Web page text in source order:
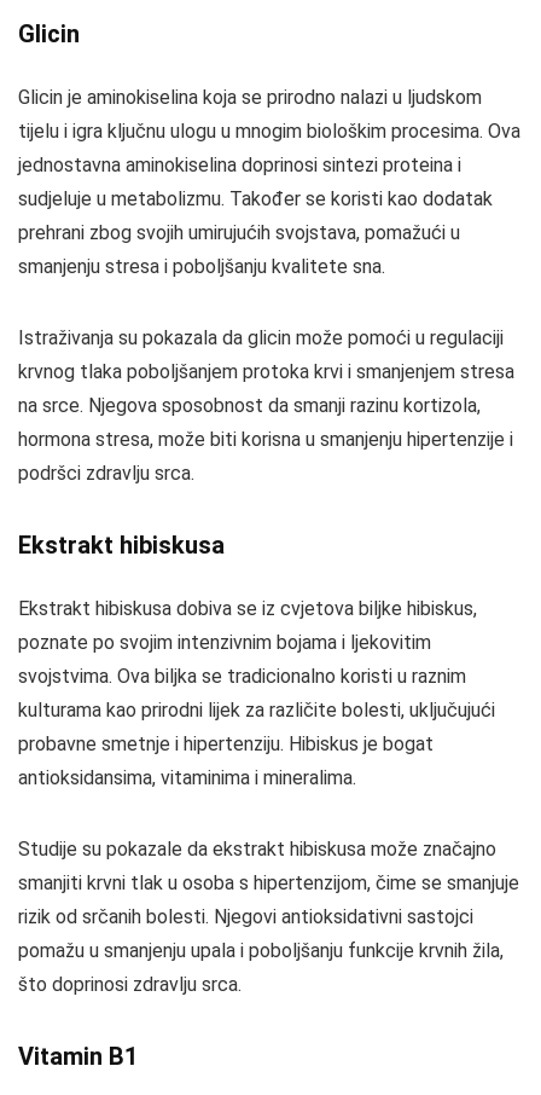
Glicin
Glicin je aminokiselina koja se prirodno nalazi u ljudskom
tijelu i igra ključnu ulogu u mnogim biološkim procesima. Ova
jednostavna aminokiselina doprinosi sintezi proteina i
sudjeluje u metabolizmu. Također se koristi kao dodatak
prehrani zbog svojih umirujućih svojstava, pomažući u
smanjenju stresa i poboljšanju kvalitete sna.
Istraživanja su pokazala da glicin može pomoći u regulaciji
krvnog tlaka poboljšanjem protoka krvi i smanjenjem stresa
na srce. Njegova sposobnost da smanji razinu kortizola,
hormona stresa, može biti korisna u smanjenju hipertenzije i
podršci zdravlju srca.
Ekstrakt hibiskusa
Ekstrakt hibiskusa dobiva se iz cvjetova biljke hibiskus,
poznate po svojim intenzivnim bojama i ljekovitim
svojstvima. Ova biljka se tradicionalno koristi u raznim
kulturama kao prirodni lijek za različite bolesti, uključujući
probavne smetnje i hipertenziju. Hibiskus je bogat
antioksidansima, vitaminima i mineralima.
Studije su pokazale da ekstrakt hibiskusa može značajno
smanjiti krvni tlak u osoba s hipertenzijom, čime se smanjuje
rizik od srčanih bolesti. Njegovi antioksidativni sastojci
pomažu u smanjenju upala i poboljšanju funkcije krvnih žila,
što doprinosi zdravlju srca.
Vitamin B1